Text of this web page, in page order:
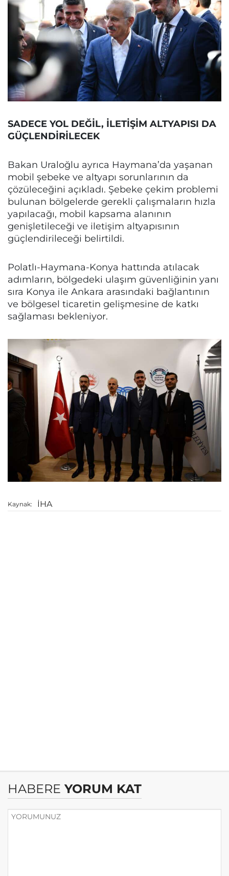
SADECE YOL DEĞİL, İLETİŞİM ALTYAPISI DA
GÜÇLENDİRİLECEK
Bakan Uraloğlu ayrıca Haymana’da yaşanan
mobil şebeke ve altyapı sorunlarının da
çözüleceğini açıkladı. Şebeke çekim problemi
bulunan bölgelerde gerekli çalışmaların hızla
yapılacağı, mobil kapsama alanının
genişletileceği ve iletişim altyapısının
güçlendirileceği belirtildi.
Polatlı-Haymana-Konya hattında atılacak
adımların, bölgedeki ulaşım güvenliğinin yanı
sıra Konya ile Ankara arasındaki bağlantının
ve bölgesel ticaretin gelişmesine de katkı
sağlaması bekleniyor.
Kaynak: İHA
HABERE YORUM KAT